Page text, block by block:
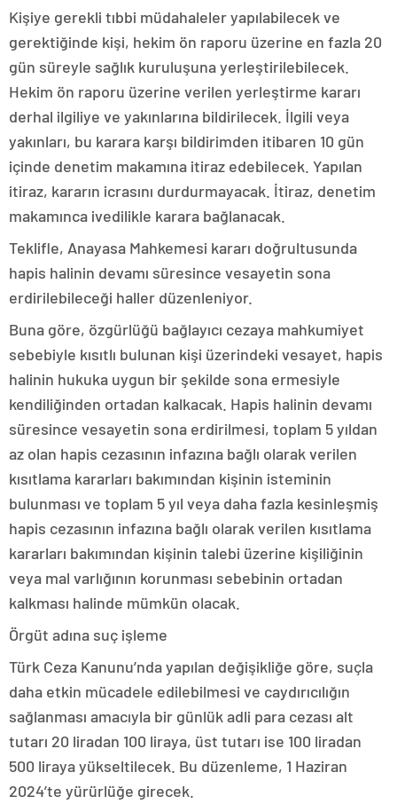
Kişiye gerekli tıbbi müdahaleler yapılabilecek ve
gerektiğinde kişi, hekim ön raporu üzerine en fazla 20
gün süreyle sağlık kuruluşuna yerleştirilebilecek.
Hekim ön raporu üzerine verilen yerleştirme kararı
derhal ilgiliye ve yakınlarına bildirilecek. İlgili veya
yakınları, bu karara karşı bildirimden itibaren 10 gün
içinde denetim makamına itiraz edebilecek. Yapılan
itiraz, kararın icrasını durdurmayacak. İtiraz, denetim
makamınca ivedilikle karara bağlanacak.
Teklifle, Anayasa Mahkemesi kararı doğrultusunda
hapis halinin devamı süresince vesayetin sona
erdirilebileceği haller düzenleniyor.
Buna göre, özgürlüğü bağlayıcı cezaya mahkumiyet
sebebiyle kısıtlı bulunan kişi üzerindeki vesayet, hapis
halinin hukuka uygun bir şekilde sona ermesiyle
kendiliğinden ortadan kalkacak. Hapis halinin devamı
süresince vesayetin sona erdirilmesi, toplam 5 yıldan
az olan hapis cezasının infazına bağlı olarak verilen
kısıtlama kararları bakımından kişinin isteminin
bulunması ve toplam 5 yıl veya daha fazla kesinleşmiş
hapis cezasının infazına bağlı olarak verilen kısıtlama
kararları bakımından kişinin talebi üzerine kişiliğinin
veya mal varlığının korunması sebebinin ortadan
kalkması halinde mümkün olacak.
Örgüt adına suç işleme
Türk Ceza Kanunu’nda yapılan değişikliğe göre, suçla
daha etkin mücadele edilebilmesi ve caydırıcılığın
sağlanması amacıyla bir günlük adli para cezası alt
tutarı 20 liradan 100 liraya, üst tutarı ise 100 liradan
500 liraya yükseltilecek. Bu düzenleme, 1 Haziran
2024’te yürürlüğe girecek.